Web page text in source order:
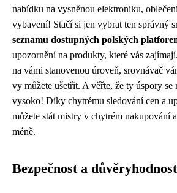
nabídku na vysněnou elektroniku,
vybavení! Stačí si jen vybrat ten správný
seznamu dostupných polských
upozornění na produkty, které vás
na vámi stanovenou úroveň, srovnávač
vy můžete ušetřit. A věřte, že ty úspory
vysoko! Díky chytrému sledování cen a
můžete stát mistry v chytrém nakupování
méně.
Bezpečnost a